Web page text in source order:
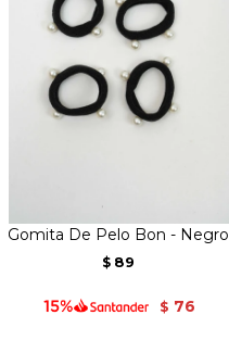
Gomita De Pelo Bon - Negro
$ 89
$ 76